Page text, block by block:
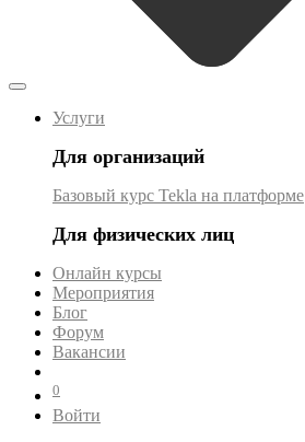
Услуги
Для организаций
Базовый курс Tekla на платформе
Для физических лиц
Онлайн курсы
Мероприятия
Блог
Форум
Вакансии
0
Войти